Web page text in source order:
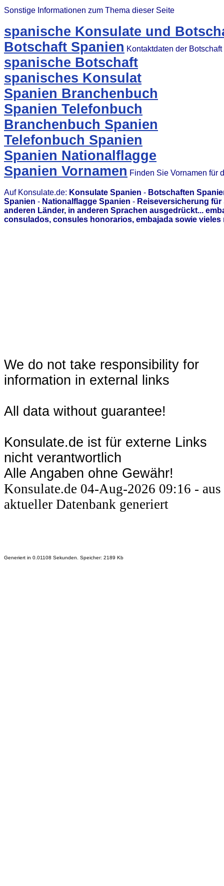
Sonstige Informationen zum Thema dieser Seite
spanische Konsulate und
Botschaft Spanien Kontaktdaten der
spanische Botschaft
spanisches Konsulat
Spanien Branchenbuch
Spanien Telefonbuch
Branchenbuch Spanien
Telefonbuch Spanien
Spanien Nationalflagge
Spanien Vornamen Finden Sie Vornamen für
Auf Konsulate.de: Konsulate Spanien - Botschaften
Spanien - Nationalflagge Spanien - Reiseversicherung für
anderen Länder, in anderen Sprachen ausgedrückt...
consulados, consules honorarios, embajada sowie vieles
We do not take responsibility for
information in external links
All data without guarantee!
Konsulate.de ist für externe Links
nicht verantwortlich
Alle Angaben ohne Gewähr!
Konsulate.de 04-Aug-2026 09:16 - aus
aktueller Datenbank generiert
Generiert in 0.01108 Sekunden. Speicher: 2189 Kb